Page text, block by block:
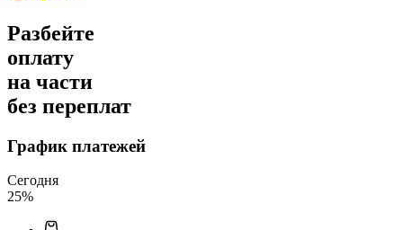
Разбейте
оплату
на части
без переплат
График платежей
Сегодня
25%